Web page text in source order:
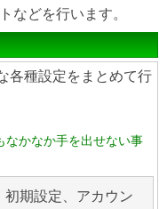
などを行います。
各種設定をまとめて行
なかなか手を出せない事
期設定、アカウン